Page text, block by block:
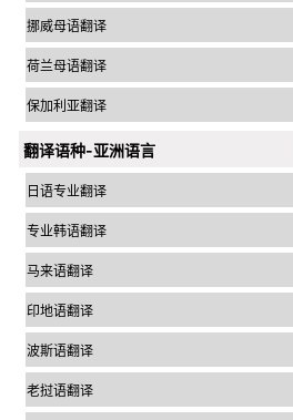
挪威母语翻译
荷兰母语翻译
保加利亚翻译
翻译语种-亚洲语言
日语专业翻译
专业韩语翻译
马来语翻译
印地语翻译
波斯语翻译
老挝语翻译